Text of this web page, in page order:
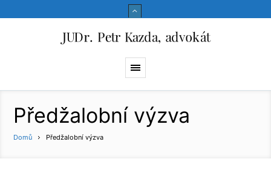
Předžalobní výzva
Domů Předžalobní výzva